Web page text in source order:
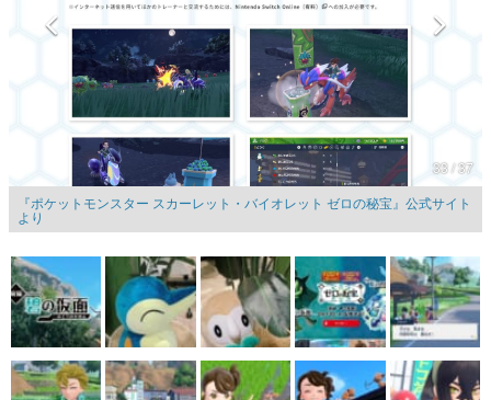
アプリレビュー
その他
電ファミニコゲーマーとは？
運営：株式会社マレ
33 / 37
『ポケットモンスター スカーレット・バイオレット ゼロの秘宝』公式サイト
より